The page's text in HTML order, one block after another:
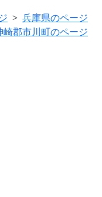
兵庫県のページ
崎郡市川町のページ